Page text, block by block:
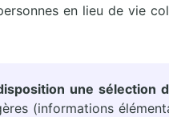
en lieu de vie
une sélection
(informations